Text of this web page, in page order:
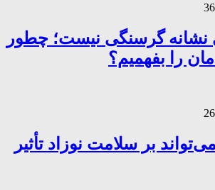
36
نشانه گرسنگی نیست؛ چطور
را بفهمیم؟
26
بر سلامت نوزاد تأثیر